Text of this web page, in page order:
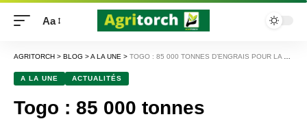
Aa
AGRITORCH > BLOG >A LA UNE > TOGO : 85 000 TONNES D’ENGRAIS POUR LA CAMPAGNE AGRICOLE 2025-2026
A LA UNE ACTUALITÉS
Togo : 85 000 tonnes